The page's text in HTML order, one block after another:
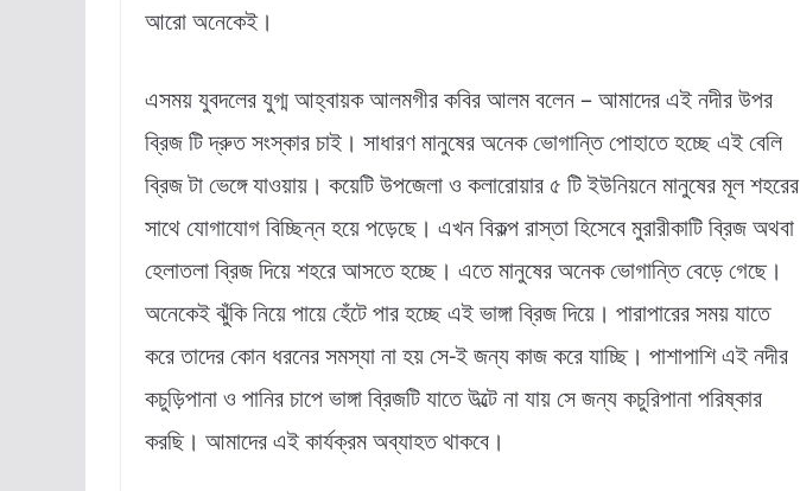
আরো অনেকেই।
এসময় যুবদলের যুগ্ম আহ্বায়ক আলমগীর কবির আলম বলেন – আমাদের এই নদীর উপর
ব্রিজ টি দ্রুত সংস্কার চাই। সাধারণ মানুষের অনেক ভোগান্তি পোহাতে হচ্ছে এই বেলি
ব্রিজ টা ভেঙ্গে যাওয়ায়। কয়েটি উপজেলা ও কলারোয়ার ৫ টি ইউনিয়নে মানুষের মূল শহরের
সাথে যোগাযোগ বিচ্ছিন্ন হয়ে পড়েছে। এখন বিকল্প রাস্তা হিসেবে মুরারীকাটি ব্রিজ অথবা
হেলাতলা ব্রিজ দিয়ে শহরে আসতে হচ্ছে। এতে মানুষের অনেক ভোগান্তি বেড়ে গেছে।
অনেকেই ঝুঁকি নিয়ে পায়ে হেঁটে পার হচ্ছে এই ভাঙ্গা ব্রিজ দিয়ে। পারাপারের সময় যাতে
করে তাদের কোন ধরনের সমস্যা না হয় সে-ই জন্য কাজ করে যাচ্ছি। পাশাপাশি এই নদীর
কচুড়িপানা ও পানির চাপে ভাঙ্গা ব্রিজটি যাতে উল্টে না যায় সে জন্য কচুরিপানা পরিষ্কার
করছি। আমাদের এই কার্যক্রম অব্যাহত থাকবে।